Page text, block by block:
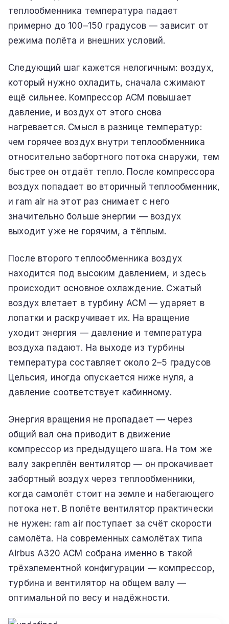
теплообменника температура падает
примерно до 100–150 градусов — зависит от
режима полёта и внешних условий.
Следующий шаг кажется нелогичным: воздух,
который нужно охладить, сначала сжимают
ещё сильнее. Компрессор ACM повышает
давление, и воздух от этого снова
нагревается. Смысл в разнице температур:
чем горячее воздух внутри теплообменника
относительно забортного потока снаружи, тем
быстрее он отдаёт тепло. После компрессора
воздух попадает во вторичный теплообменник,
и ram air на этот раз снимает с него
значительно больше энергии — воздух
выходит уже не горячим, а тёплым.
После второго теплообменника воздух
находится под высоким давлением, и здесь
происходит основное охлаждение. Сжатый
воздух влетает в турбину ACM — ударяет в
лопатки и раскручивает их. На вращение
уходит энергия — давление и температура
воздуха падают. На выходе из турбины
температура составляет около 2–5 градусов
Цельсия, иногда опускается ниже нуля, а
давление соответствует кабинному.
Энергия вращения не пропадает — через
общий вал она приводит в движение
компрессор из предыдущего шага. На том же
валу закреплён вентилятор — он прокачивает
забортный воздух через теплообменники,
когда самолёт стоит на земле и набегающего
потока нет. В полёте вентилятор практически
не нужен: ram air поступает за счёт скорости
самолёта. На современных самолётах типа
Airbus A320 ACM собрана именно в такой
трёхэлементной конфигурации — компрессор,
турбина и вентилятор на общем валу —
оптимальной по весу и надёжности.